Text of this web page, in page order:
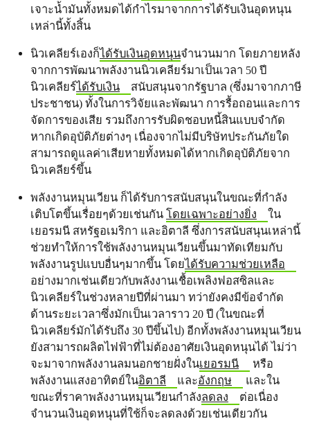
เจาะน้ำมันทั้งหมดได้กำไรมาจากการได้รับเงินอุดหนุน
เหล่านี้ทั้งสิ้น
นิวเคลียร์เองก็ได้รับเงินอุดหนุนจำนวนมาก โดยภายหลัง
จากการพัฒนาพลังงานนิวเคลียร์มาเป็นเวลา 50 ปี
นิวเคลียร์ได้รับเงิน
สนับสนุนจากรัฐบาล (ซึ่งมาจากภาษี
ประชาชน) ทั้งในการวิจัยและพัฒนา การรื้อถอนและการ
จัดการของเสีย รวมถึงการรับผิดชอบหนี้สินแบบจำกัด
หากเกิดอุบัติภัยต่างๆ เนื่องจากไม่มีบริษัทประกันภัยใด
สามารถดูแลค่าเสียหายทั้งหมดได้หากเกิดอุบัติภัยจาก
นิวเคลียร์ขึ้น
พลังงานหมุนเวียน ก็ได้รับการสนับสนุนในขณะที่กำลัง
เติบโตขึ้นเรื่อยๆด้วยเช่นกัน โดยเฉพาะอย่างยิ่ง
ใน
เยอรมนี สหรัฐอเมริกา และอิตาลี ซึ่งการสนับสนุนเหล่านี้
ช่วยทำให้การใช้พลังงานหมุนเวียนขึ้นมาทัดเทียมกับ
พลังงานรูปแบบอื่นๆมากขึ้น โดยได้รับความช่วยเหลือ
อย่างมากเช่นเดียวกับพลังงานเชื้อเพลิงฟอสซิลและ
นิวเคลียร์ในช่วงหลายปีที่ผ่านมา ทว่ายังคงมีข้อจำกัด
ด้านระยะเวลาซึ่งมักเป็นเวลาราว 20 ปี (ในขณะที่
นิวเคลียร์มักได้รับถึง 30 ปีขึ้นไป) อีกทั้งพลังงานหมุนเวียน
ยังสามารถผลิตไฟฟ้าที่ไม่ต้องอาศัยเงินอุดหนุนได้ ไม่ว่า
จะมาจากพลังงานลมนอกชายฝั่งในเยอรมนี
หรือ
พลังงานแสงอาทิตย์ในอิตาลี และอังกฤษ
และใน
ขณะที่ราคาพลังงานหมุนเวียนกำลังลดลง
ต่อเนื่อง
จำนวนเงินอุดหนุนที่ใช้ก็จะลดลงด้วยเช่นเดียวกัน